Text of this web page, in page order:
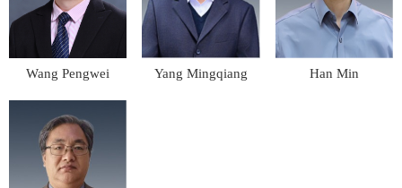
Wang Pengwei Yang Mingqiang Han Min